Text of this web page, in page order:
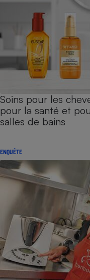
Soins pour les
pour la santé et
salles de bains
ENQUÊTE